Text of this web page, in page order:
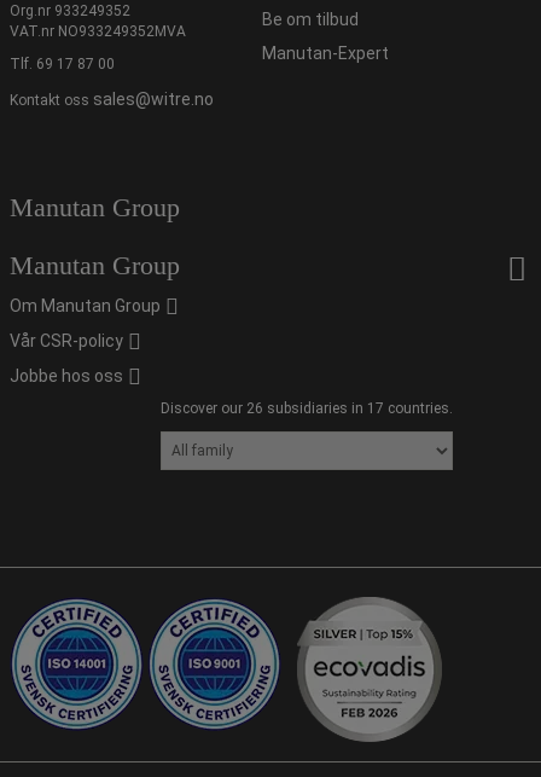
Org.nr 933249352
VAT.nr NO933249352MVA
Tlf. 69 17 87 00
Kontakt oss sales@witre.no
Be om tilbud
Manutan-Expert
Manutan Group
Manutan Group
Om Manutan Group
Vår CSR-policy
Jobbe hos oss
Discover our 26 subsidiaries in 17 countries.